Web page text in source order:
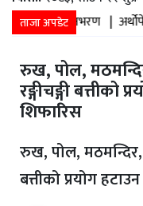
ताजा अपडेट
पुनभरण | अर्थोपेडिक
रुख, पोल,
रङ्गीचङ्गी
शिफारिस
रुख, पोल, मठमन्दिर,
बत्तीको प्रयोग